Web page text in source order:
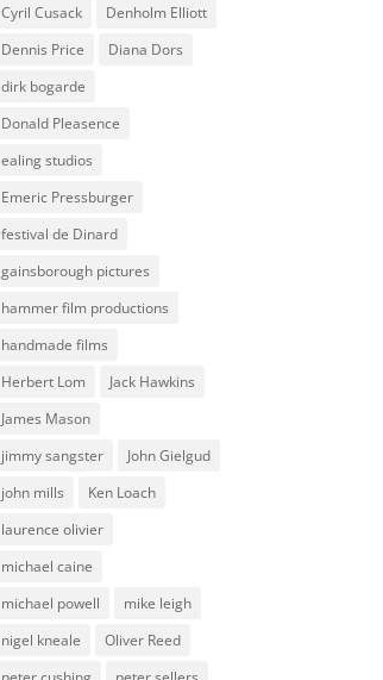
Cyril Cusack
Denholm Elliott
Dennis Price
Diana Dors
dirk bogarde
Donald Pleasence
ealing studios
Emeric Pressburger
festival de Dinard
gainsborough pictures
hammer film productions
handmade films
Herbert Lom
Jack Hawkins
James Mason
jimmy sangster
John Gielgud
john mills
Ken Loach
laurence olivier
michael caine
michael powell
mike leigh
nigel kneale
Oliver Reed